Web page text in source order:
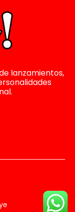
lanzamientos,